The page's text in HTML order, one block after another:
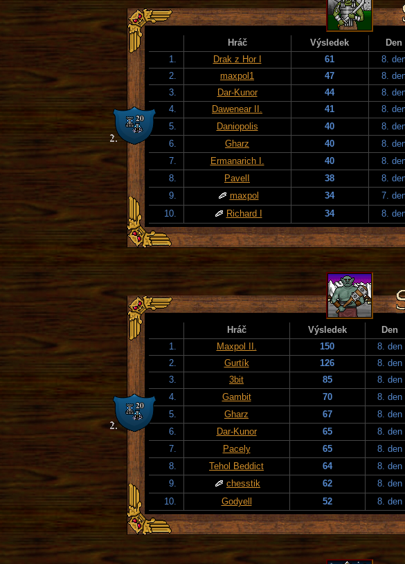
Hráč Výsledek Den
1.
Drak z Hor I 61 8.
2.
maxpol1 47 8.
3.
Dar-Kunor 44 8.
4.
Dawenear II. 41 8.
5.
Daniopolis 40 8.
6.
Gharz 40 8.
7.
Ermanarich I. 40 8.
8.
PavelI 38 8.
9.
maxpol 34 7.
10.
Richard I 34 8.
Hráč Výsledek Den
1.
Maxpol II. 150 8. den
2.
Gurtík 126 8. den
3.
3bit 85 8. den
4.
Gambit 70 8. den
5.
Gharz 67 8. den
6.
Dar-Kunor 65 8. den
7.
Pacely 65 8. den
8.
Tehol Beddict 64 8. den
9.
chesstik 62 8. den
10.
Godyell 52 8. den